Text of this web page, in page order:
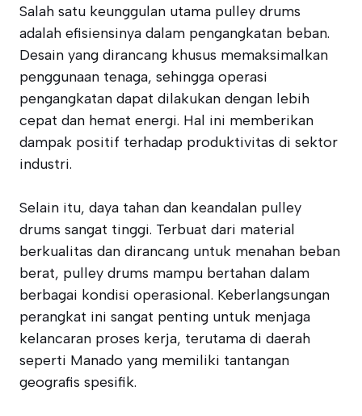
Salah satu keunggulan utama pulley drums
adalah efisiensinya dalam pengangkatan beban.
Desain yang dirancang khusus memaksimalkan
penggunaan tenaga, sehingga operasi
pengangkatan dapat dilakukan dengan lebih
cepat dan hemat energi. Hal ini memberikan
dampak positif terhadap produktivitas di sektor
industri.
Selain itu, daya tahan dan keandalan pulley
drums sangat tinggi. Terbuat dari material
berkualitas dan dirancang untuk menahan beban
berat, pulley drums mampu bertahan dalam
berbagai kondisi operasional. Keberlangsungan
perangkat ini sangat penting untuk menjaga
kelancaran proses kerja, terutama di daerah
seperti Manado yang memiliki tantangan
geografis spesifik.